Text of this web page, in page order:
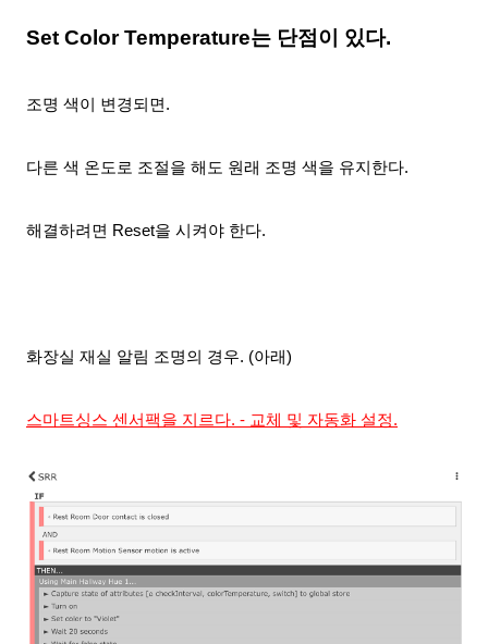
Set Color Temperature는 단점이 있다.
조명 색이 변경되면.
다른 색 온도로 조절을 해도 원래 조명 색을 유지한다.
해결하려면 Reset을 시켜야 한다.
화장실 재실 알림 조명의 경우. (아래)
스마트싱스 센서팩을 지르다. - 교체 및 자동화 설정.